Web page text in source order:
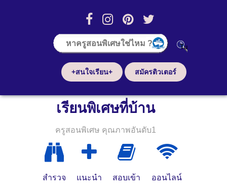
+สนใจเรียน+ สมัครติวเตอร์
เรียนพิเศษที่บ้าน
ครูสอนพิเศษ คุณภาพอันดับ1
สำรวจ แนะนำ สอบเข้า ออนไลน์